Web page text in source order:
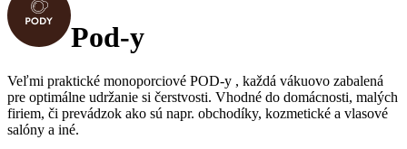
Pod-y
Veľmi praktické monoporciové POD-y , každá vákuovo zabalená
pre optimálne udržanie si čerstvosti. Vhodné do domácnosti, malých
firiem, či prevádzok ako sú napr. obchodíky, kozmetické a vlasové
salóny a iné.